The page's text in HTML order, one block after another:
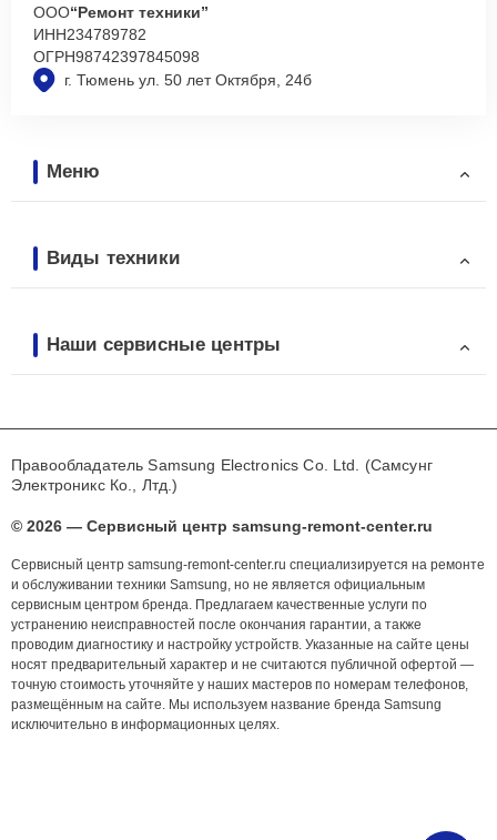
г. Тюмень ул. 50 лет Октября, 24б
ООО“Ремонт техники”
ИНН234789782
ОГРН98742397845098
Меню
Виды техники
Наши сервисные центры
Правообладатель Samsung Electronics Co. Ltd. (Самсунг
Электроникс Ко., Лтд.)
© 2026 — Сервисный центр samsung-remont-center.ru
Сервисный центр samsung-remont-center.ru специализируется на ремонте
и обслуживании техники Samsung, но не является официальным
сервисным центром бренда. Предлагаем качественные услуги по
устранению неисправностей после окончания гарантии, а также
проводим диагностику и настройку устройств. Указанные на сайте цены
носят предварительный характер и не считаются публичной офертой —
точную стоимость уточняйте у наших мастеров по номерам телефонов,
размещённым на сайте. Мы используем название бренда Samsung
исключительно в информационных целях.